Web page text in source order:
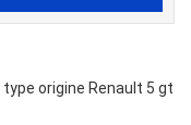
origine Renault 5 gt